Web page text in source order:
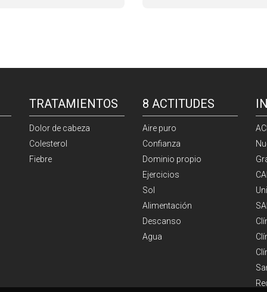
TRATAMIENTOS
Dolor de cabeza
Colesterol
Fiebre
8 ACTITUDES
Aire puro
Confianza
Dominio propio
Ejercicios
Sol
Alimentación
Descanso
Agua